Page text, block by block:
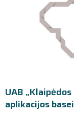
UAB
aplikacijos